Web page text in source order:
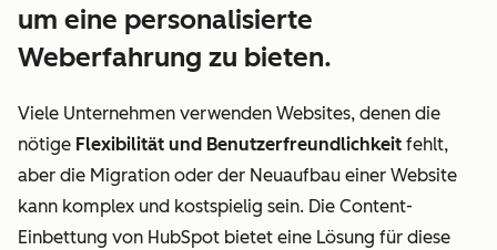
um eine personalisierte
Weberfahrung zu bieten.
Viele Unternehmen verwenden Websites, denen die
nötige Flexibilität und Benutzerfreundlichkeit fehlt,
aber die Migration oder der Neuaufbau einer Website
kann komplex und kostspielig sein. Die Content-
Einbettung von HubSpot bietet eine Lösung für diese